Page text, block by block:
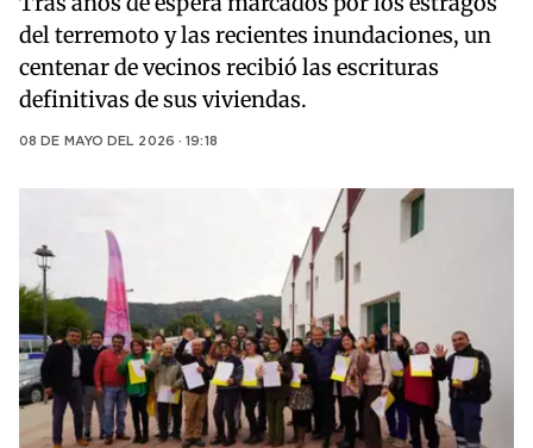
del terremoto y las recientes inundaciones, un
centenar de vecinos recibió las escrituras
definitivas de sus viviendas.
08 DE MAYO DEL 2026 · 19:18